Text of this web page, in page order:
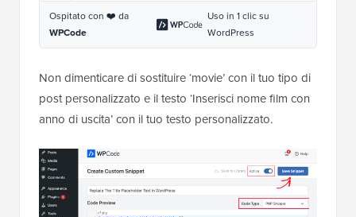
Ospitato con ❤️ da
WPCode
Uso in 1 clic su
WordPress
Non dimenticare di sostituire ‘movie’ con il tuo tipo di
post personalizzato e il testo ‘Inserisci nome film con
anno di uscita’ con il tuo testo personalizzato.